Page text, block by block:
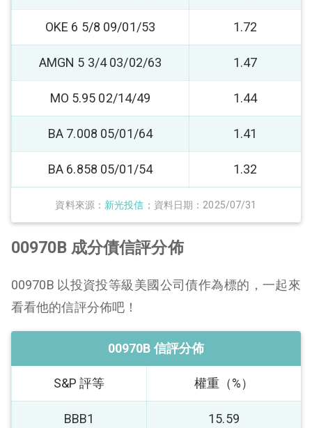
資料來源： 新光投信 ；資料日期：2025/07/31
OKE 6 5/8 09/01/53 1.72
AMGN 5 3/4 03/02/63 1.47
MO 5.95 02/14/49 1.44
BA 7.008 05/01/64 1.41
BA 6.858 05/01/54 1.32
00970B 成分債信評分佈
00970B 以投資投等級美國公司債作為標的，一起來
看看他的信評分佈吧！
00970B 信評分佈
S&P 評等 權重（%）
BBB1 15.59